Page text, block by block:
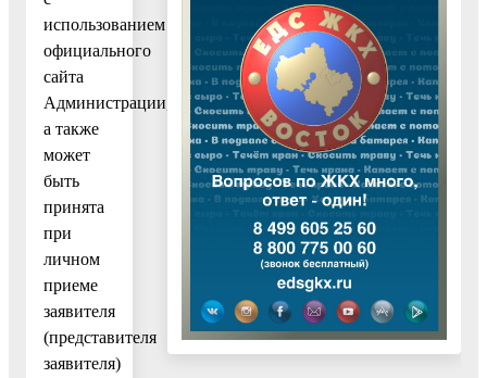
использованием
официального
сайта
Администрации,
а также
может
быть
принята
при
личном
приеме
заявителя
(представителя
заявителя)